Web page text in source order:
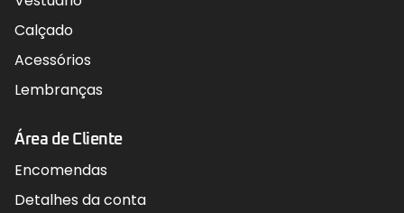
Calçado
Acessórios
Lembranças
Área de Cliente
Encomendas
Detalhes da conta